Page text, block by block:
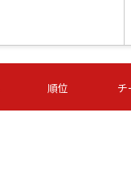
第16節 09/05 (土) 15:00
石人の星
-
順位 チ